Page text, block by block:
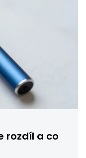
rozdíl a co